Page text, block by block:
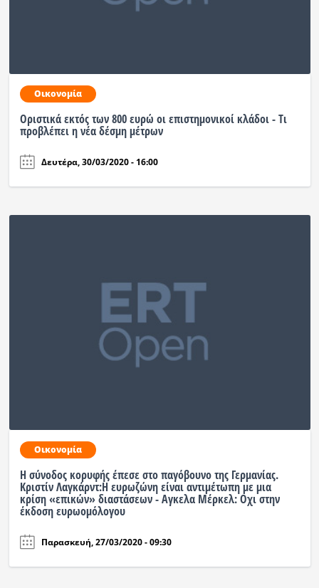
Οικονομία
Οριστικά εκτός των 800 ευρώ οι επιστημονικοί κλάδοι - Τι
προβλέπει η νέα δέσμη μέτρων
Δευτέρα, 30/03/2020 - 16:00
Οικονομία
Η σύνοδος κορυφής έπεσε στο παγόβουνο της Γερμανίας.
Κριστίν Λαγκάρντ:Η ευρωζώνη είναι αντιμέτωπη με μια
κρίση «επικών» διαστάσεων - Αγκελα Μέρκελ: Οχι στην
έκδοση ευρωομόλογου
Παρασκευή, 27/03/2020 - 09:30